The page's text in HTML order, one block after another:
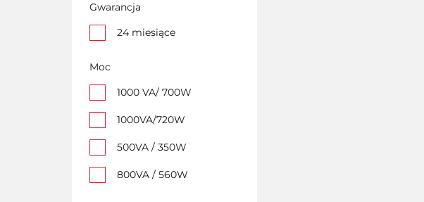
Gwarancja
24 miesiące
Moc
1000 VA/ 700W
1000VA/720W
500VA / 350W
800VA / 560W